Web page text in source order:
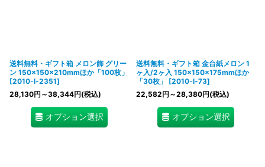
送料無料・ギフト箱 メロン飾 グリー
ン 150×150×210mmほか「100枚」
[2010-l-2351]
28,130円 ～38,344円(税込)
オプション選択
送料無料・ギフト箱 金台紙メロン 1
ヶ入/2ヶ入 150×150×175mmほか
「30枚」
[2010-l-73]
22,582円 ～28,380円(税込)
オプション選択